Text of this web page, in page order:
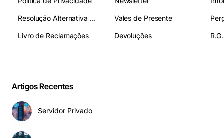
Resolução Alternativa de Litígios
Livro de Reclamações
Vales de Presente
Devoluções
Artigos Recentes
Servidor Privado